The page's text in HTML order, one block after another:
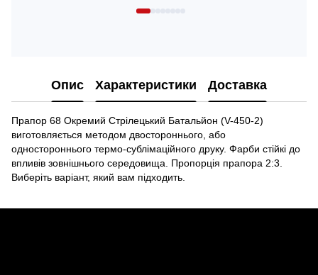
Опис Характеристики Доставка
Прапор 68 Окремий Стрілецький Батальйон (V-450-2)
виготовляється методом двостороннього, або
одностороннього термо-сублімаційного друку. Фарби стійкі до
впливів зовнішнього середовища. Пропорція прапора 2:3.
Виберіть варіант, який вам підходить.